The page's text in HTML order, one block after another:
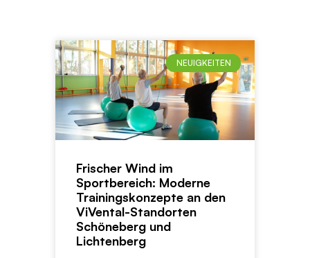
NEUIGKEITEN
Frischer Wind im
Sportbereich: Moderne
Trainingskonzepte an den
ViVental-Standorten
Schöneberg und
Lichtenberg